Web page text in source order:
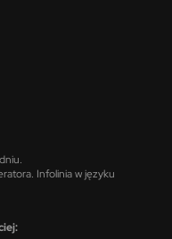
Infolinia w języku